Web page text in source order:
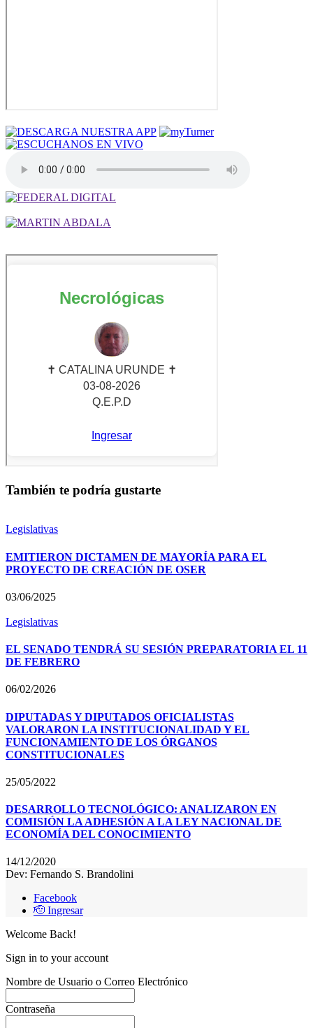
También te podría gustarte
Legislativas
EMITIERON DICTAMEN DE MAYORÍA PARA EL
PROYECTO DE CREACIÓN DE OSER
03/06/2025
Legislativas
EL SENADO TENDRÁ SU SESIÓN PREPARATORIA EL 11
DE FEBRERO
06/02/2026
DIPUTADAS Y DIPUTADOS OFICIALISTAS
VALORARON LA INSTITUCIONALIDAD Y EL
FUNCIONAMIENTO DE LOS ÓRGANOS
CONSTITUCIONALES
25/05/2022
DESARROLLO TECNOLÓGICO: ANALIZARON EN
COMISIÓN LA ADHESIÓN A LA LEY NACIONAL DE
ECONOMÍA DEL CONOCIMIENTO
14/12/2020
Dev: Fernando S. Brandolini
Facebook
🫡 Ingresar
Welcome Back!
Sign in to your account
Nombre de Usuario o Correo Electrónico
Contraseña